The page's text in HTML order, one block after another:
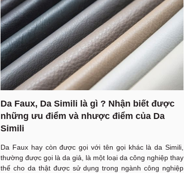
Da Faux, Da Simili là gì ? Nhận biết được
những ưu điểm và nhược điểm của Da
Simili
Da Faux hay còn được gọi với tên gọi khác là da Simili,
thường được gọi là da giả, là một loại da công nghiệp thay
thế cho da thật được sử dụng trong ngành công nghiệp